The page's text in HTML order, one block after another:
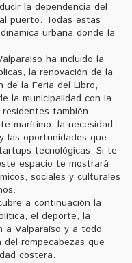
la dependencia del
puerto. Todas estas
urbana donde la
ha incluido la
la renovación de la
de la Feria del Libro,
la municipalidad con la
también
marítimo, la necesidad
las oportunidades que
tecnológicas. Si te
espacio te mostrará
sociales y culturales
a continuación la
el deporte, la
a Valparaíso y a todo
rompecabezas que
costera.